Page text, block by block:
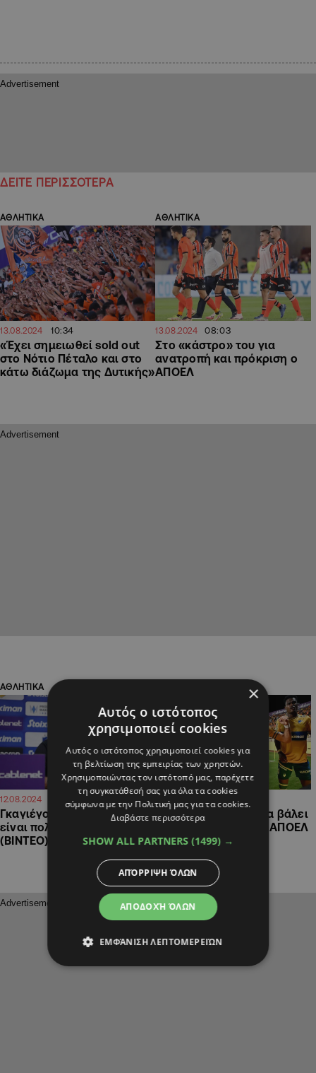
ΔΕΙΤΕ ΠΕΡΙΣΣΟΤΕΡΑ
ΑΘΛΗΤΙΚΑ
13.08.2024 10:34
«Έχει σημειωθεί sold out
στο Νότιο Πέταλο και στο
κάτω διάζωμα της Δυτικής»
ΑΘΛΗΤΙΚΑ
13.08.2024 08:03
Στο «κάστρο» του για
ανατροπή και πρόκριση ο
ΑΠΟΕΛ
ΑΘΛΗΤΙΚΑ
12.08.2024 16:32
Γκαγιέγο: «Η ομάδα μου θα
είναι πολύ καλύτερη»
(ΒΙΝΤΕΟ)
06.08.2024
Στην Σλοβακία για να βάλει
βάσεις πρόκρισης ο ΑΠΟΕΛ
×
Αυτός ο ιστότοπος
χρησιμοποιεί cookies
Αυτός ο ιστότοπος χρησιμοποιεί cookies για
τη βελτίωση της εμπειρίας των χρηστών.
Χρησιμοποιώντας τον ιστότοπό μας, παρέχετε
τη συγκατάθεσή σας για όλα τα cookies
σύμφωνα με την Πολιτική μας για τα cookies.
Διαβάστε περισσότερα
SHOW ALL PARTNERS (1499) →
ΑΠΟΔΟΧΉ ΌΛΩΝ
ΑΠΌΡΡΙΨΗ ΌΛΩΝ
ΕΜΦΆΝΙΣΗ ΛΕΠΤΟΜΕΡΕΙΏΝ